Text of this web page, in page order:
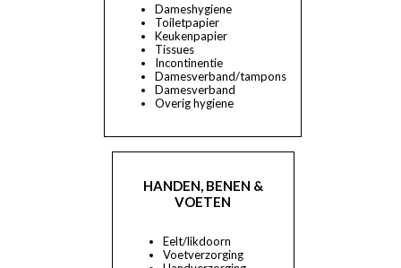
Dameshygiene
Toiletpapier
Keukenpapier
Tissues
Incontinentie
Damesverband/tampons
Damesverband
Overig hygiene
HANDEN, BENEN &
VOETEN
Eelt/likdoorn
Voetverzorging